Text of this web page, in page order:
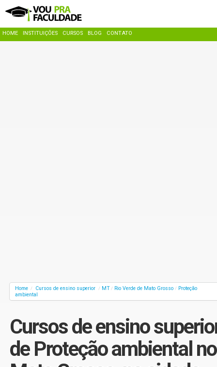
HOME INSTITUIÇÕES CURSOS BLOG CONTATO
Home / Cursos de ensino superior / MT / Rio Verde de Mato Grosso / Proteção
ambiental
Cursos de ensino
de Proteção ambiental no